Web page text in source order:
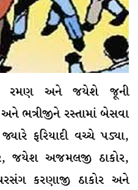
રમણ અને જયેશે જૂની
ભત્રીજીને રસ્તામાં બેસવા
ફરિયાદી વચ્ચે પડ્યા,
જયેશ અજમલજી ઠાકોર,
કરણાજી ઠાકોર અને